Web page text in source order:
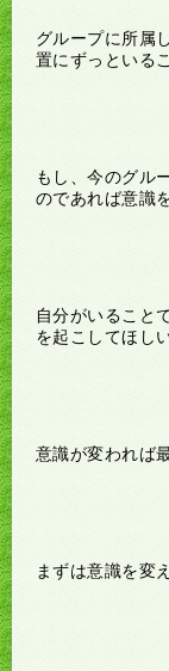
グループに所属
置にずっといる
もし、今のグル
のであれば意識
自分がいること
を起こしてほし
意識が変われば
まずは意識を変